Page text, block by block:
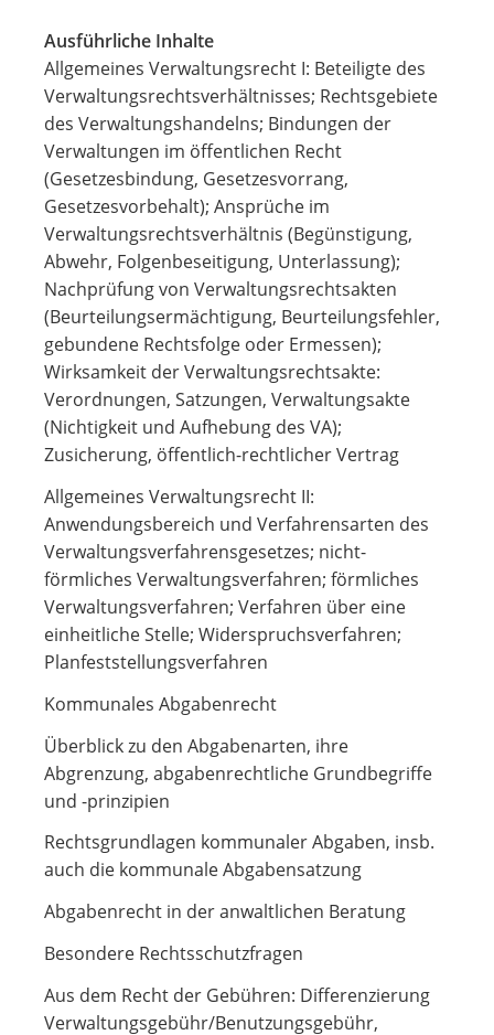
Ausführliche Inhalte
Allgemeines Verwaltungsrecht I: Beteiligte des
Verwaltungsrechtsverhältnisses; Rechtsgebiete
des Verwaltungshandelns; Bindungen der
Verwaltungen im öffentlichen Recht
(Gesetzesbindung, Gesetzesvorrang,
Gesetzesvorbehalt); Ansprüche im
Verwaltungsrechtsverhältnis (Begünstigung,
Abwehr, Folgenbeseitigung, Unterlassung);
Nachprüfung von Verwaltungsrechtsakten
(Beurteilungsermächtigung, Beurteilungsfehler,
gebundene Rechtsfolge oder Ermessen);
Wirksamkeit der Verwaltungsrechtsakte:
Verordnungen, Satzungen, Verwaltungsakte
(Nichtigkeit und Aufhebung des VA);
Zusicherung, öffentlich-rechtlicher Vertrag
Allgemeines Verwaltungsrecht II:
Anwendungsbereich und Verfahrensarten des
Verwaltungsverfahrensgesetzes; nicht-
förmliches Verwaltungsverfahren; förmliches
Verwaltungsverfahren; Verfahren über eine
einheitliche Stelle; Widerspruchsverfahren;
Planfeststellungsverfahren
Kommunales Abgabenrecht
Überblick zu den Abgabenarten, ihre
Abgrenzung, abgabenrechtliche Grundbegriffe
und -prinzipien
Rechtsgrundlagen kommunaler Abgaben, insb.
auch die kommunale Abgabensatzung
Abgabenrecht in der anwaltlichen Beratung
Besondere Rechtsschutzfragen
Aus dem Recht der Gebühren: Differenzierung
Verwaltungsgebühr/Benutzungsgebühr,